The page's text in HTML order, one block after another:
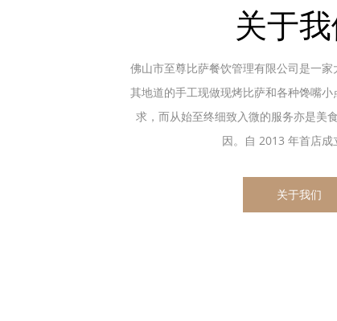
关于
佛山市至尊比萨餐饮管理有限公司是一
其地道的手工现做现烤比萨和各种馋嘴
求，而从始至终细致入微的服务亦是美
因。自 2013 年首店成
关于我们